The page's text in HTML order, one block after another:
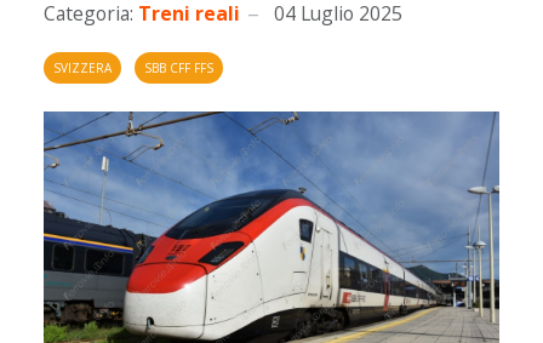
Categoria: Treni reali 04 Luglio 2025
SVIZZERA SBB CFF FFS